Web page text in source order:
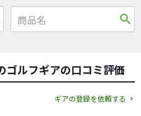
search
ルフギアの口コミ評価
ギアの登録を依頼する